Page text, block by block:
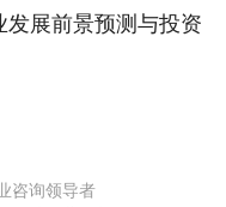
发展前景预测与投资
咨询领导者